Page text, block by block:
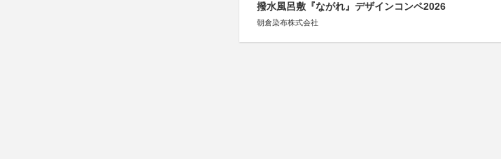
撥水風呂敷『ながれ』デザインコンペ2026
朝倉染布株式会社